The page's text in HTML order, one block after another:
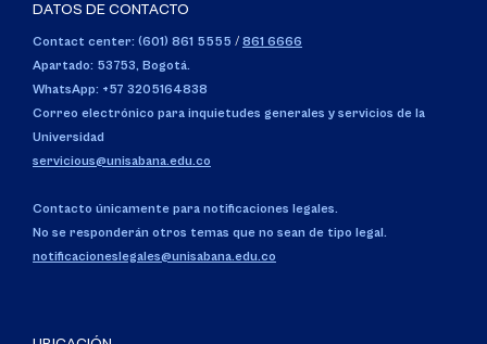
DATOS DE CONTACTO
Contact center: (601) 861 5555 / 861 6666
Apartado: 53753, Bogotá.
WhatsApp: +57 3205164838
Correo electrónico para inquietudes generales y servicios de la
Universidad
servicious@unisabana.edu.co
Contacto únicamente para notificaciones legales.
No se responderán otros temas que no sean de tipo legal.
notificacioneslegales@unisabana.edu.co